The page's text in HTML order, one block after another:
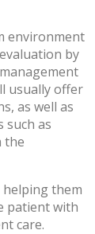
environment
by
usually offer
as well as
such as
the
them
patient with
care.